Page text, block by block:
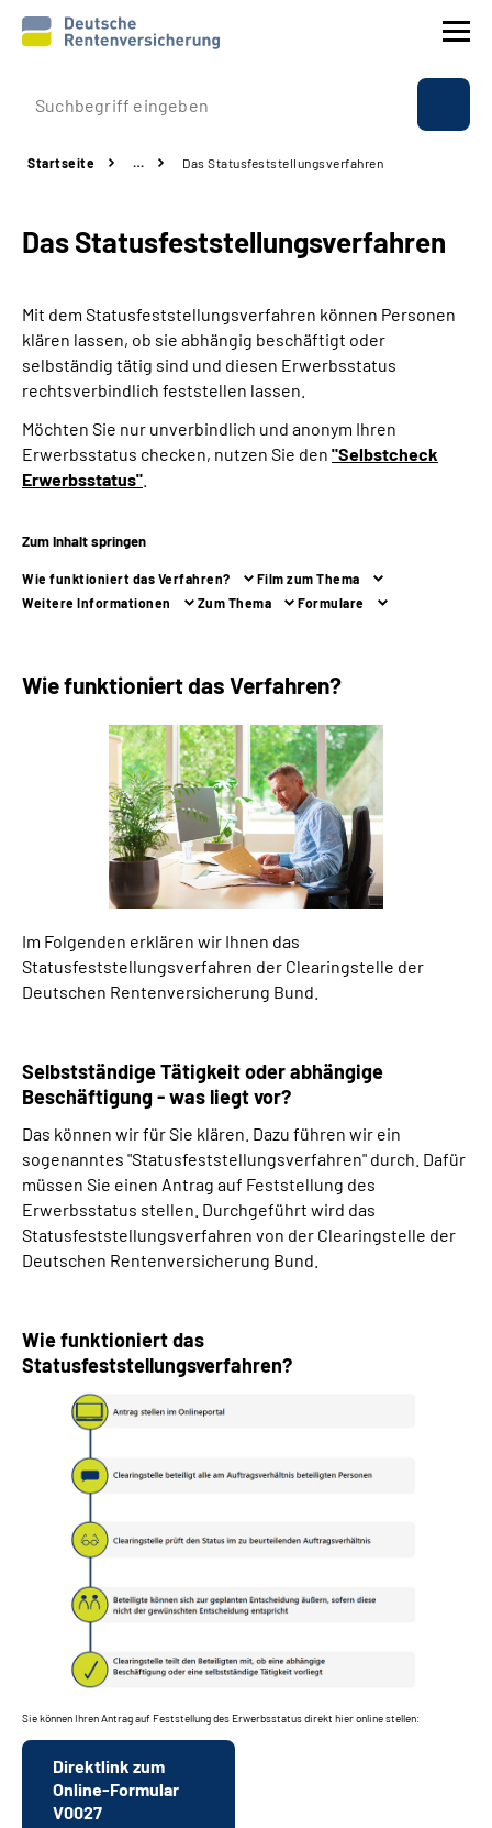
Prävention
Rente
Beratung & Kontakt
Experten
Über uns & Presse
Online-Services
Suche
Language
Leichte Sprache
Mein Kundenportal
Startseite … Das Statusfeststellungs­verfahren
Das Statusfeststellungs­verfahren
Mit dem Statusfeststellungsverfahren können Personen
klären lassen, ob sie abhängig beschäftigt oder
selbständig tätig sind und diesen Erwerbsstatus
rechtsverbindlich feststellen lassen.
Möchten Sie nur unverbindlich und anonym Ihren
Erwerbsstatus checken, nutzen Sie den "Selbstcheck
Erwerbsstatus"
Zum Inhalt springen
Wie funktioniert das Verfahren?
Film zum Thema
Weitere Informationen
Zum Thema Formulare
Wie funktioniert das Verfahren?
Im Folgenden erklären wir Ihnen das
Statusfeststellungsverfahren der Clearingstelle der
Deutschen Rentenversicherung Bund.
Selbstständige Tätigkeit oder abhängige
Beschäftigung - was liegt vor?
Das können wir für Sie klären. Dazu führen wir ein
sogenanntes "Statusfeststellungsverfahren" durch. Dafür
müssen Sie einen Antrag auf Feststellung des
Erwerbsstatus stellen. Durchgeführt wird das
Statusfeststellungsverfahren von der Clearingstelle der
Deutschen Rentenversicherung Bund.
Wie funktioniert das
Statusfeststellungsverfahren?
Sie können Ihren Antrag auf Feststellung des Erwerbsstatus direkt hier online stellen:
Direktlink zum
Online-Formular
V0027